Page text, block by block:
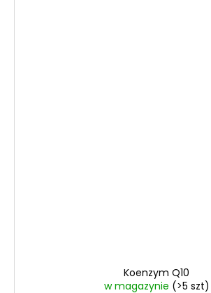
Koenzym Q10
w magazynie (>5 szt)